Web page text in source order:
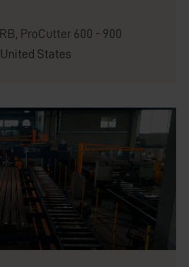
, ProCutter 600 - 900
United States